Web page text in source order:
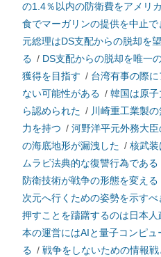
の1.4％以内の防衛費をアメリ
食でマーガリンの提供を中止
元総理はDS支配からの脱却を
る / DS支配からの脱却を唯一
獲得を目指す / 台湾有事の際
ない可能性がある / 韓国は原
ら認められた / 川崎重工業製
力を持つ / 河野洋平元外務大
の海底地形が漏洩した / 核武
ムラビ法典的な復讐行為である
防衛技術が戦争の形態を変える
次元へ行くための姿勢を示すべ
押すことを躊躇するのは日本
本の運営にはAIと量子コンピ
る / 戦争をしないための情報